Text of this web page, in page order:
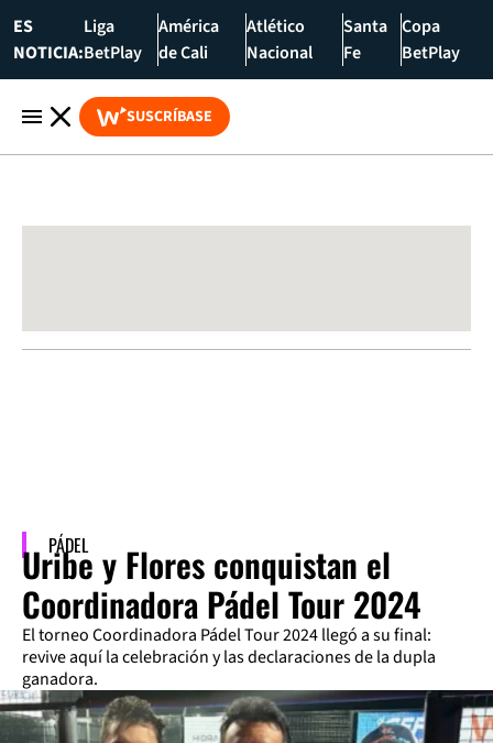
ES
NOTICIA:
Liga
BetPlay
América
de Cali
Atlético
Nacional
Santa
Fe
Copa
BetPlay
SUSCRÍBASE
PÁDEL
Uribe y Flores conquistan el
Coordinadora Pádel Tour 2024
El torneo Coordinadora Pádel Tour 2024 llegó a su final:
revive aquí la celebración y las declaraciones de la dupla
ganadora.